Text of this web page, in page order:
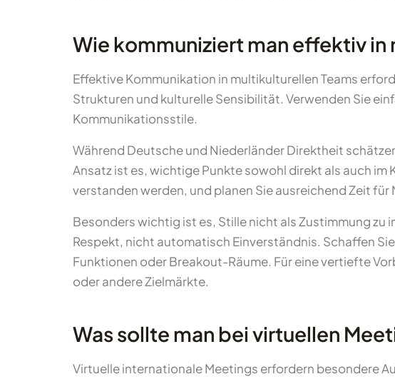
Wie kommuniziert man effektiv
Effektive Kommunikation in multikulturellen Teams
Strukturen und kulturelle Sensibilität. Verwenden Sie
Kommunikationsstile.
Während Deutsche und Niederländer Direktheit
Ansatz ist es, wichtige Punkte sowohl direkt als auch
verstanden werden, und planen Sie ausreichend Zeit für
Besonders wichtig ist es, Stille nicht als Zustimmung
Respekt, nicht automatisch Einverständnis. Schaffen
Funktionen oder Breakout-Räume. Für eine vertiefte
oder andere Zielmärkte.
Was sollte man bei virtuellen
Virtuelle internationale Meetings erfordern besondere